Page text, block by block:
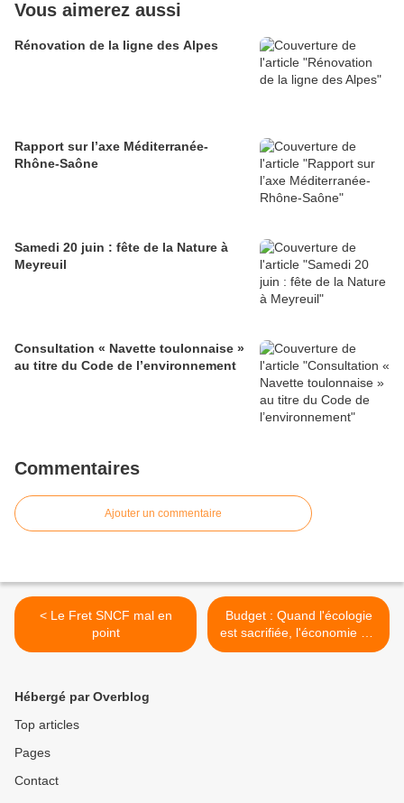
Vous aimerez aussi
Rénovation de la ligne des Alpes
Rapport sur l’axe Méditerranée-
Rhône-Saône
Samedi 20 juin : fête de la Nature à
Meyreuil
Consultation « Navette toulonnaise »
au titre du Code de l’environnement
Commentaires
Ajouter un commentaire
< Le Fret SNCF mal en
point
Budget : Quand l'écologie
est sacrifiée, l'économie est
condamnée >
Hébergé par Overblog
Top articles
Pages
Contact